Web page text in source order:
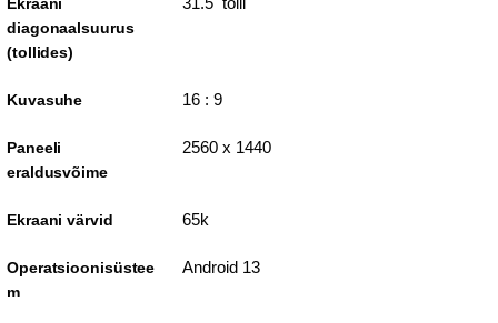
diagonaalsuurus
(tollides)
Kuvasuhe 16 : 9
Paneeli
eraldusvõime
2560 x 1440
Ekraani värvid 65k
Operatsioonisüstee
m
Android 13